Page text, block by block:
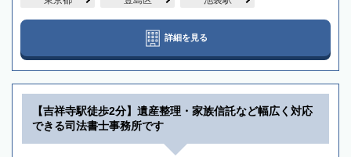
詳細を見る
【吉祥寺駅徒歩2分】遺産整理・家族信託など幅広く対応
できる司法書士事務所です